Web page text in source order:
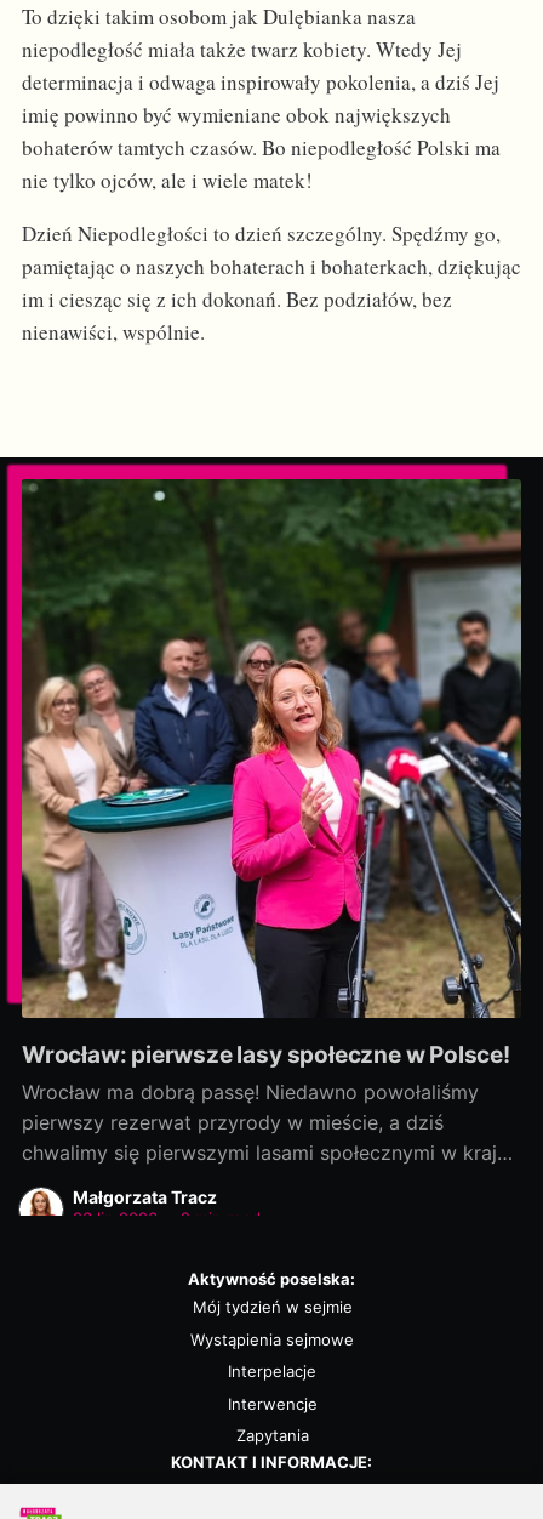
To dzięki takim osobom jak Dulębianka nasza
niepodległość miała także twarz kobiety. Wtedy Jej
determinacja i odwaga inspirowały pokolenia, a dziś Jej
imię powinno być wymieniane obok największych
bohaterów tamtych czasów. Bo niepodległość Polski ma
nie tylko ojców, ale i wiele matek!
Dzień Niepodległości to dzień szczególny. Spędźmy go,
pamiętając o naszych bohaterach i bohaterkach, dziękując
im i ciesząc się z ich dokonań. Bez podziałów, bez
nienawiści, wspólnie.
Wrocław: pierwsze lasy społeczne w Polsce!
Wrocław ma dobrą passę! Niedawno powołaliśmy
pierwszy rezerwat przyrody w mieście, a dziś
chwalimy się pierwszymi lasami społecznymi w kraju!
Rozmowy zaczęliśmy jako ostatni, a efekty
dowozimy jako pierwsi! Było to możliwe, bo nie
otwarte na dialog i kompromis — a to wszystko dla
Małgorzata Tracz
23 lip 2026 2 min read
Aktywność poselska:
Mój tydzień w sejmie
Wystąpienia sejmowe
Interpelacje
Interwencje
Zapytania
KONTAKT I INFORMACJE:
Biuro poselskie